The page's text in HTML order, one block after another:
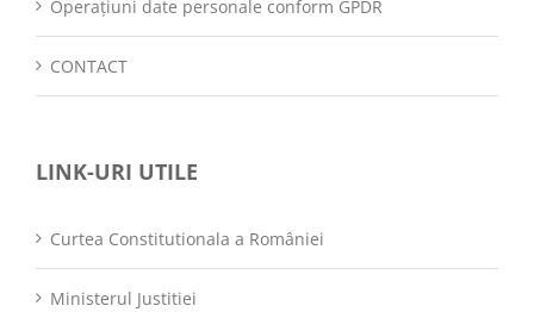
Operațiuni date personale conform GPDR
CONTACT
LINK-URI UTILE
Curtea Constitutionala a României
Ministerul Justitiei